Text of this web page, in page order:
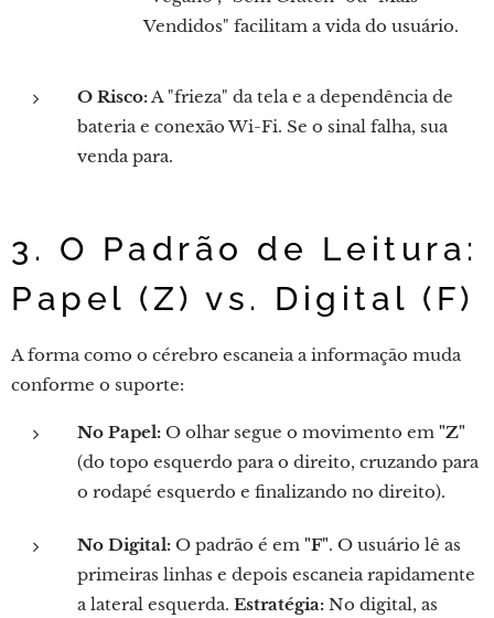
Vendidos" facilitam a vida do usuário.
O Risco:A "frieza" da tela e a dependência de
bateria e conexão Wi-Fi. Se o sinal falha, sua
venda para.
3. O Padrão de Leitura:
Papel (Z) vs. Digital (F)
A forma como o cérebro escaneia a informação muda
conforme o suporte:
No Papel: O olhar segue o movimento em "Z"
(do topo esquerdo para o direito, cruzando para
o rodapé esquerdo e finalizando no direito).
No Digital: O padrão é em "F". O usuário lê as
primeiras linhas e depois escaneia rapidamente
a lateral esquerda. Estratégia: No digital, as